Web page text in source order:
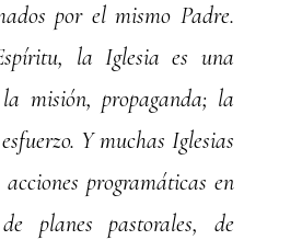
por el mismo Padre.
la Iglesia es una
misión, propaganda; la
Y muchas Iglesias
programáticas en
planes pastorales, de